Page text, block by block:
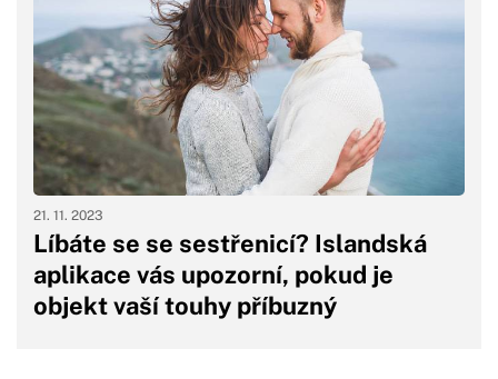
Líbáte se se sestřenicí? Islandská
aplikace vás upozorní, pokud je
objekt vaší touhy příbuzný
21. 11. 2023